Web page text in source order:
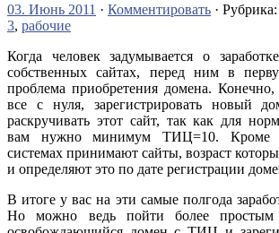
03. Июнь 2011 · Комментировать · Рубрика:
3, рабочие
Когда человек задумывается о
собственных сайтах, перед ним в
проблема приобретения домена.
все с нуля, зарегистрировать новый
раскручивать этот сайт, так как для
вам нужно минимум ТИЦ=10. Кроме
системах принимают сайты, возраст
и определяют это по дате регистрации
В итоге у вас на эти самые полгода
Но можно ведь пойти более